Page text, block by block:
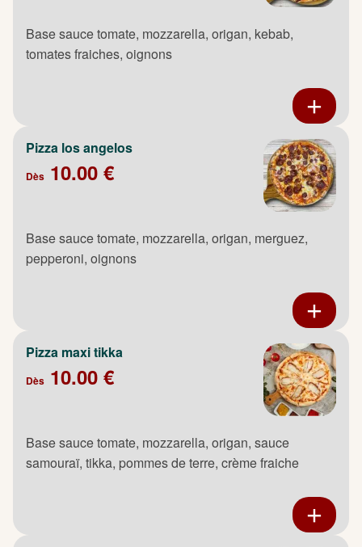
Base sauce tomate, mozzarella, origan, kebab,
tomates fraiches, oignons
Pizza los angelos
Dès 10.00 €
Base sauce tomate, mozzarella, origan, merguez,
pepperoni, oignons
Pizza maxi tikka
Dès 10.00 €
Base sauce tomate, mozzarella, origan, sauce
samouraï, tikka, pommes de terre, crème fraiche